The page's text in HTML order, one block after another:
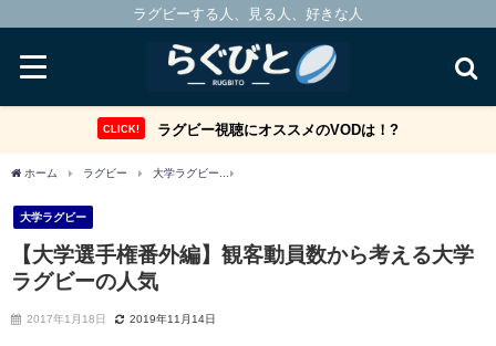
ラグビーする人、見る人、好きな人
CLICK! ラグビー視聴にオススメのVODは！?
ホーム ラグビー 大学ラグビー
大学ラグビー
【大学選手権番外編】観客動員数から考える大学
ラグビーの人気
2017年1月18日 2019年11月14日